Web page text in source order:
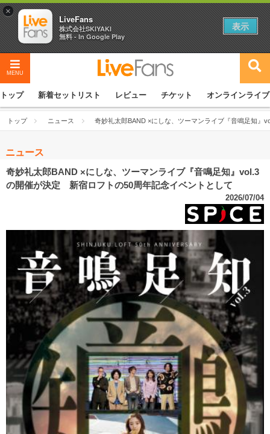
MENU
トップ 新着セットリスト レビュー チケット オンラインライブ
トップ ニュース 奇妙礼太郎BAND ×にしな、ツーマンライブ『音鳴足知
ニュース
奇妙礼太郎BAND ×にしな、ツーマンライブ『音鳴足知』vol.3
の開催が決定 新宿ロフトの50周年記念イベントとして
2026/07/04
×
LiveFans
株式会社SKIYAKI
無料 - In Google Play
表示